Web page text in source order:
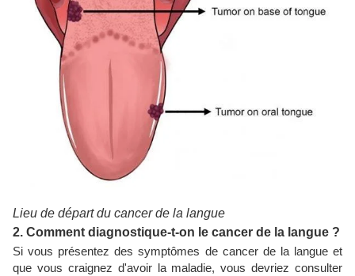
Lieu de départ du cancer de la langue
2. Comment diagnostique-t-on le cancer de la langue ?
Si vous présentez des symptômes de cancer de la langue et
que vous craignez d'avoir la maladie, vous devriez consulter